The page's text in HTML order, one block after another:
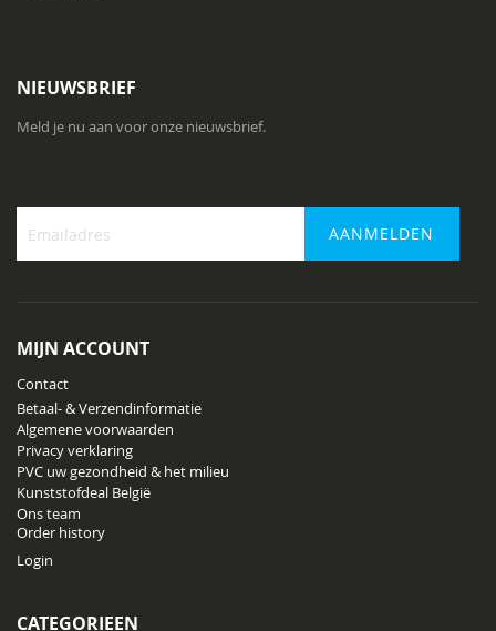
NIEUWSBRIEF
Meld je nu aan voor onze nieuwsbrief.
nieuwsbrief
AANMELDEN
MIJN ACCOUNT
Contact
Betaal- & Verzendinformatie
Algemene voorwaarden
Privacy verklaring
PVC uw gezondheid & het milieu
Kunststofdeal België
Ons team
Order history
Login
CATEGORIEEN